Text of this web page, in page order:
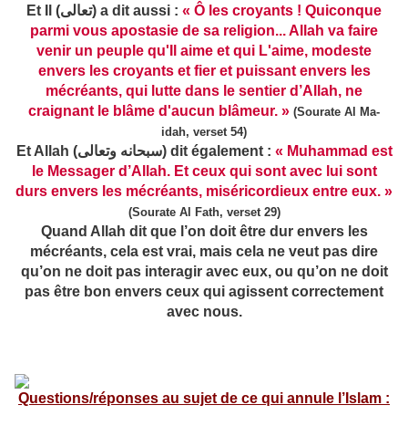
Et Il (تعالى) a dit aussi : « Ô les croyants ! Quiconque
parmi vous apostasie de sa religion... Allah va faire
venir un peuple qu'Il aime et qui L'aime, modeste
envers les croyants et fier et puissant envers les
mécréants, qui lutte dans le sentier d’Allah, ne
craignant le blâme d'aucun blâmeur. » (Sourate Al Ma-
idah, verset 54)
Et Allah (سبحانه وتعالى) dit également : « Muhammad est
le Messager d’Allah. Et ceux qui sont avec lui sont
durs envers les mécréants, miséricordieux entre eux. »
(Sourate Al Fath, verset 29)
Quand Allah dit que l’on doit être dur envers les
mécréants, cela est vrai, mais cela ne veut pas dire
qu’on ne doit pas interagir avec eux, ou qu’on ne doit
pas être bon envers ceux qui agissent correctement
avec nous.
Questions/réponses au sujet de ce qui annule l’Islam :